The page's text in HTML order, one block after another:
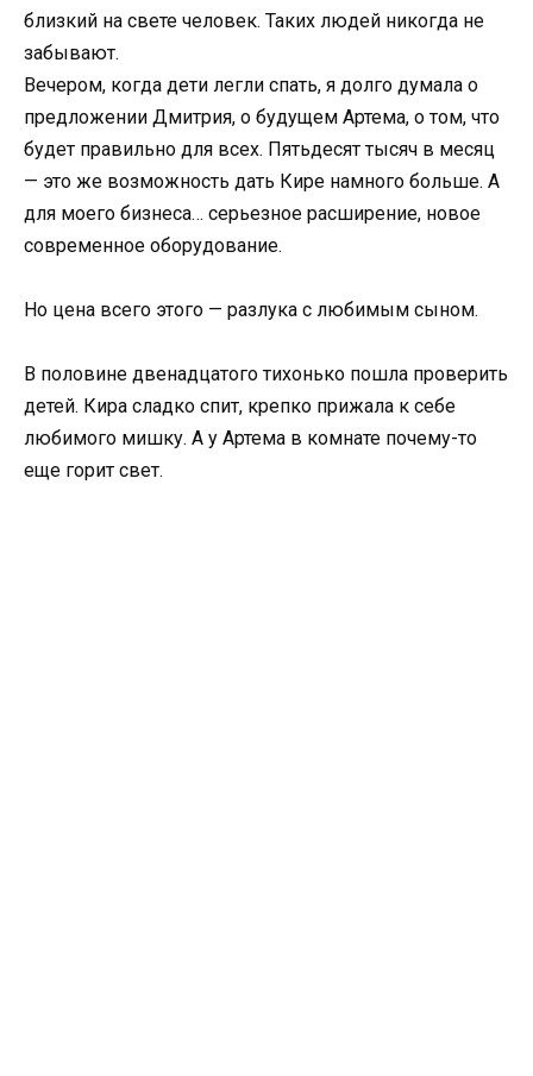
близкий на свете человек. Таких людей никогда не
забывают.
Вечером, когда дети легли спать, я долго думала о
предложении Дмитрия, о будущем Артема, о том, что
будет правильно для всех. Пятьдесят тысяч в месяц
— это же возможность дать Кире намного больше. А
для моего бизнеса… серьезное расширение, новое
современное оборудование.
Но цена всего этого — разлука с любимым сыном.
В половине двенадцатого тихонько пошла проверить
детей. Кира сладко спит, крепко прижала к себе
любимого мишку. А у Артема в комнате почему-то
еще горит свет.